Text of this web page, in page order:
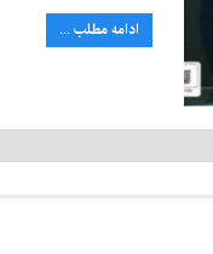
ادامه مطلب ...